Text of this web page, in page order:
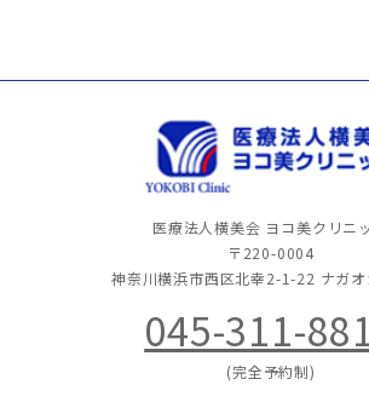
医療法人横美会 ヨコ美クリニ
〒220-0004
神奈川横浜市西区北幸2-1-22 ナガ
045-311-
(完全予約制)